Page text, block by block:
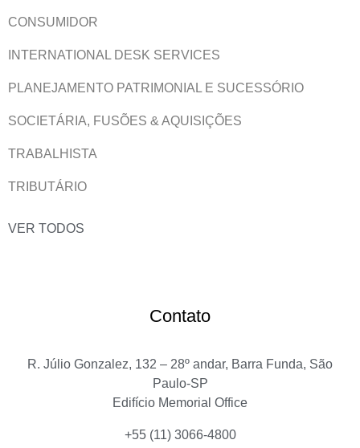
CONSUMIDOR
INTERNATIONAL DESK SERVICES
PLANEJAMENTO PATRIMONIAL E SUCESSÓRIO
SOCIETÁRIA, FUSÕES & AQUISIÇÕES
TRABALHISTA
TRIBUTÁRIO
VER TODOS
Contato
R. Júlio Gonzalez, 132 – 28º andar, Barra Funda, São
Paulo-SP
Edifício Memorial Office
+55 (11) 3066-4800